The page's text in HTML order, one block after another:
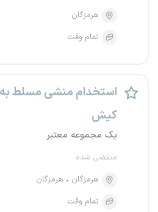
هرمزگان
تمام وقت
استخدام منشی مسلط
کیش
یک مجموعه معتبر
منقضی شده
هرمزگان
هرمزگان
تمام وقت